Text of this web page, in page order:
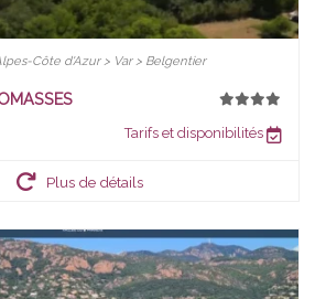
Côte d'Azur > Var > Belgentier
Tarifs et disponibilités
Plus de détails